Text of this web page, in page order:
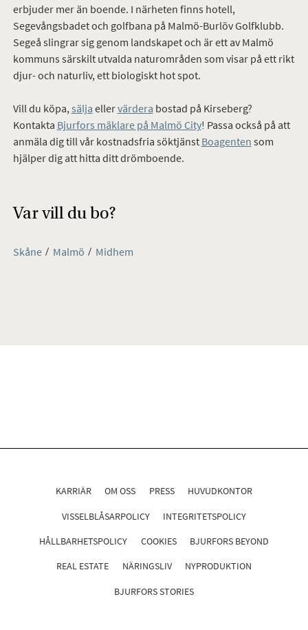
erbjuder mer än boende. I närheten finns hotell,
Segevångsbadet och golfbana på Malmö-Burlöv Golfklubb.
Segeå slingrar sig genom landskapet och är ett av Malmö
kommuns särskilt utvalda naturområden som visar på ett rikt
djur- och naturliv, ett biologiskt hot spot.
Vill du köpa,sälja ellervärdera bostad på Kirseberg?
Kontakta Bjurfors mäklare på Malmö City! Passa också på att
anmäla dig till vår kostnadsfria söktjänst Boagenten som
hjälper dig att hitta ditt drömboende.
Var vill du bo?
Skåne Malmö Midhem
KARRIÄR OM OSS PRESS HUVUDKONTOR
VISSELBLÅSARPOLICY INTEGRITETSPOLICY
HÅLLBARHETSPOLICY COOKIES BJURFORS BEYOND
REAL ESTATE NÄRINGSLIV NYPRODUKTION
BJURFORS STORIES